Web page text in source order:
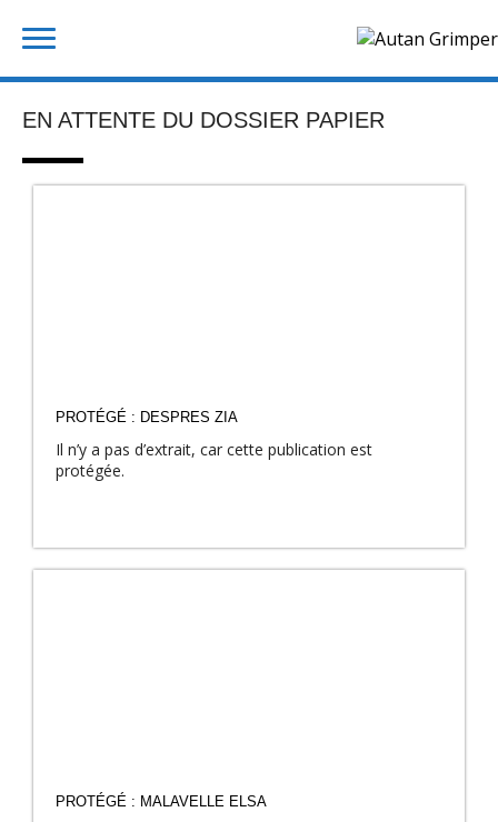
EN ATTENTE DU DOSSIER PAPIER
PROTÉGÉ : DESPRES ZIA
Il n’y a pas d’extrait, car cette publication est
protégée.
PROTÉGÉ : MALAVELLE ELSA